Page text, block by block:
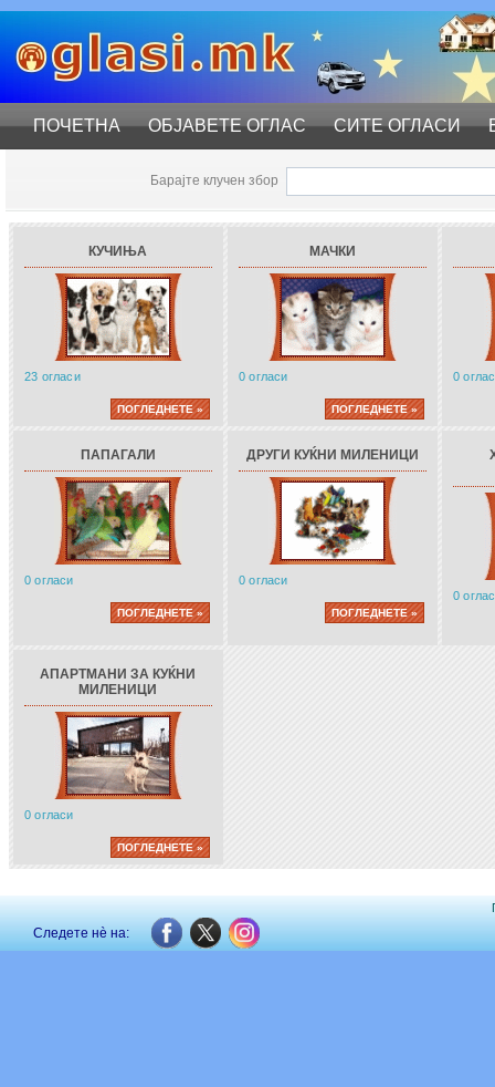
ПОЧЕТНА ОБЈАВЕТЕ ОГЛАС СИТЕ ОГЛАСИ
Барајте клучен збор
КУЧИЊА
23 огласи
ПОГЛЕДНЕТЕ »
МАЧКИ
0 огласи
ПОГЛЕДНЕТЕ »
0
ПАПАГАЛИ
0 огласи
ПОГЛЕДНЕТЕ »
ДРУГИ КУЌНИ МИЛЕНИЦИ
0 огласи
ПОГЛЕДНЕТЕ »
0
АПАРТМАНИ ЗА КУЌНИ
МИЛЕНИЦИ
0 огласи
ПОГЛЕДНЕТЕ »
Следете нè на: